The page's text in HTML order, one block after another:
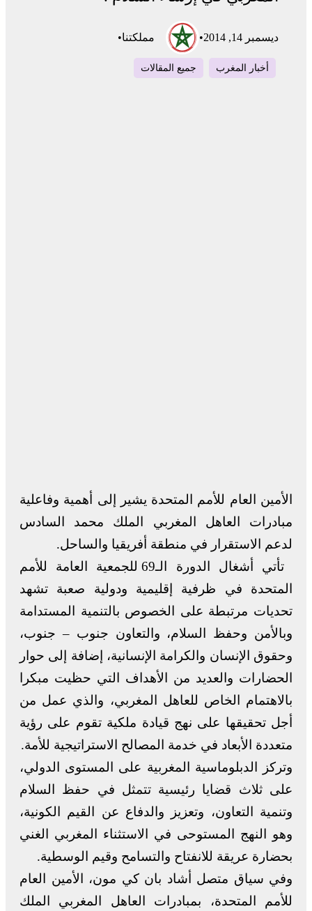
ديسمبر 14, 2014 • مملكتنا•
أخبار المغرب جميع المقالات
الأمين العام للأمم المتحدة يشير إلى أهمية وفاعلية
مبادرات العاهل المغربي الملك محمد السادس
لدعم الاستقرار في منطقة أفريقيا والساحل.
تأتي أشغال الدورة الـ69 للجمعية العامة للأمم
المتحدة في ظرفية إقليمية ودولية صعبة تشهد
تحديات مرتبطة على الخصوص بالتنمية المستدامة
وبالأمن وحفظ السلام، والتعاون جنوب – جنوب،
وحقوق الإنسان والكرامة الإنسانية، إضافة إلى حوار
الحضارات والعديد من الأهداف التي حظيت مبكرا
بالاهتمام الخاص للعاهل المغربي، والذي عمل من
أجل تحقيقها على نهج قيادة ملكية تقوم على رؤية
متعددة الأبعاد في خدمة المصالح الاستراتيجية للأمة.
وتركز الدبلوماسية المغربية على المستوى الدولي،
على ثلاث قضايا رئيسية تتمثل في حفظ السلام
وتنمية التعاون، وتعزيز والدفاع عن القيم الكونية،
وهو النهج المستوحى في الاستثناء المغربي الغني
بحضارة عريقة للانفتاح والتسامح وقيم الوسطية.
وفي سياق متصل أشاد بان كي مون، الأمين العام
للأمم المتحدة، بمبادرات العاهل المغربي الملك